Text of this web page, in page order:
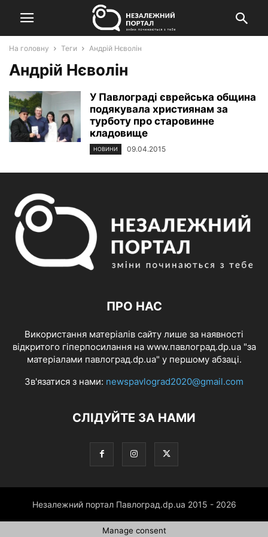
На головну Теги Андрій Нєволін
Андрій Нєволін
У Павлограді єврейська община
подякувала християнам за
турботу про старовинне
кладовище
НОВИНИ 09.04.2015
ПРО НАС
Використання матеріалів сайту лише за наявності
відкритого гіперпосилання на www.павлоград.dp.ua "за
матеріалами павлоград.dp.ua" у першому абзаці.
Зв'язатися з нами: newspavlograd2020@gmail.com
СЛІДУЙТЕ ЗА НАМИ
Незалежний портал Павлоград.dp.ua 2015 - 2026
Manage consent